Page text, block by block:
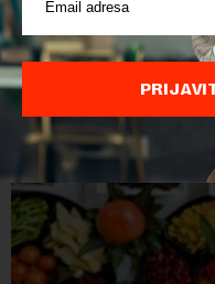
nemačka reka Rajna ima